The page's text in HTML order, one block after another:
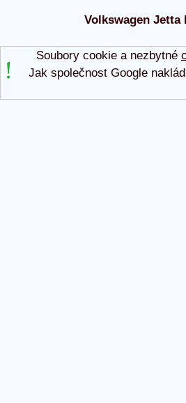
Volkswagen Jetta
Soubory cookie a nezbytné
Jak společnost Google